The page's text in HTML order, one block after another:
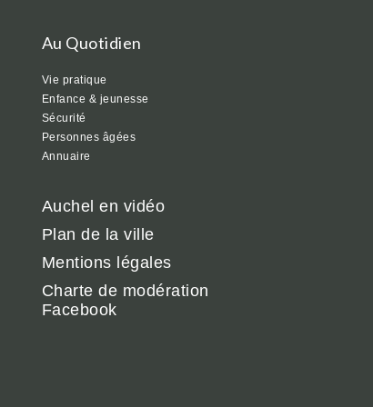
Au Quotidien
Vie pratique
Enfance & jeunesse
Sécurité
Personnes âgées
Annuaire
Auchel en vidéo
Plan de la ville
Mentions légales
Charte de modération
Facebook